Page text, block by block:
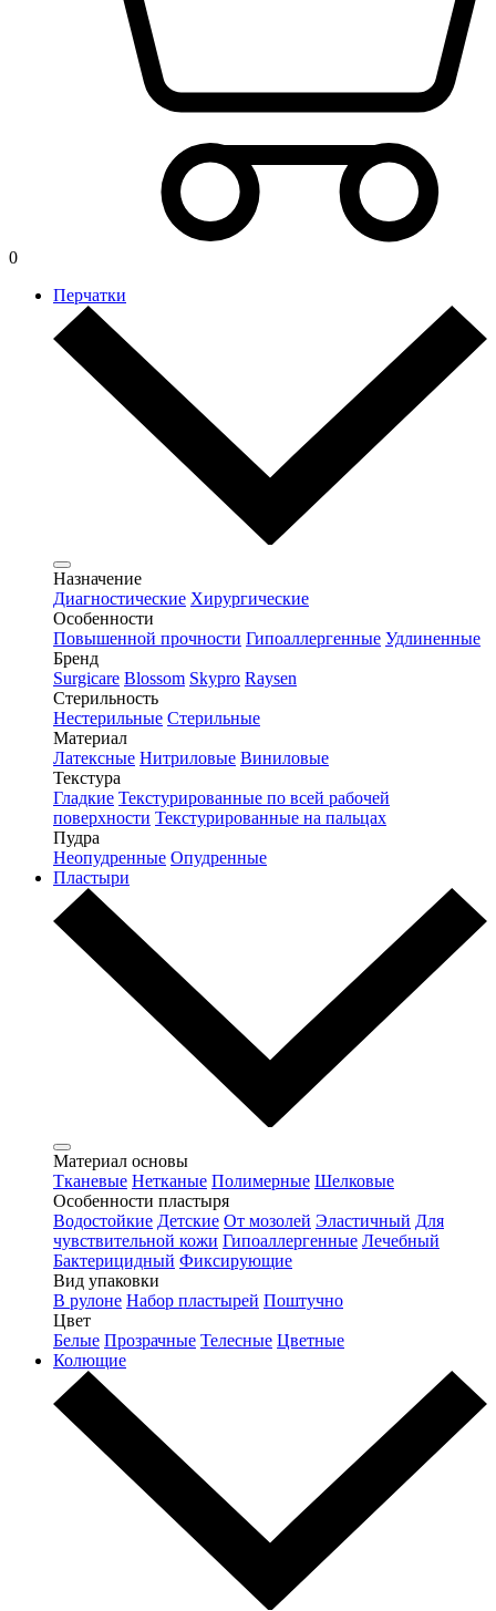
0
Перчатки
Назначение
Диагностические Хирургические
Особенности
Повышенной прочности Гипоаллергенные Удлиненные
Бренд
Surgicare Blossom Skypro Raysen
Стерильность
Нестерильные Стерильные
Материал
Латексные Нитриловые Виниловые
Текстура
Гладкие Текстурированные по всей рабочей
поверхности Текстурированные на пальцах
Пудра
Неопудренные Опудренные
Пластыри
Материал основы
Тканевые Нетканые Полимерные Шелковые
Особенности пластыря
Водостойкие Детские От мозолей Эластичный Для
чувствительной кожи Гипоаллергенные Лечебный
Бактерицидный Фиксирующие
Вид упаковки
В рулоне Набор пластырей Поштучно
Цвет
Белые Прозрачные Телесные Цветные
Колющие